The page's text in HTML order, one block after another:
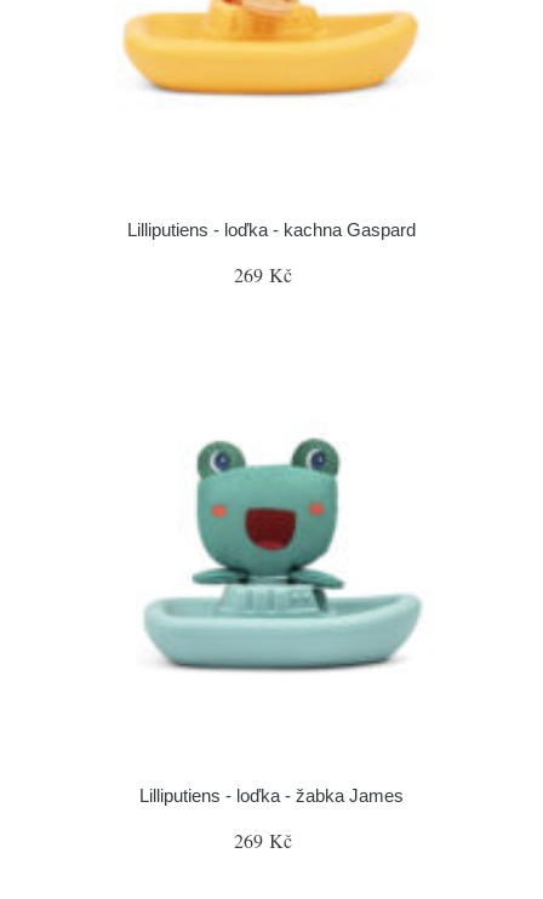
Lilliputiens - loďka - kachna Gaspard
269 Kč
Lilliputiens - loďka - žabka James
269 Kč